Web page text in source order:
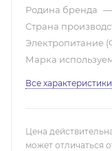
Родина бренда —
Страна
Электропитание
Марка
Все характеристики
Цена
может отличаться